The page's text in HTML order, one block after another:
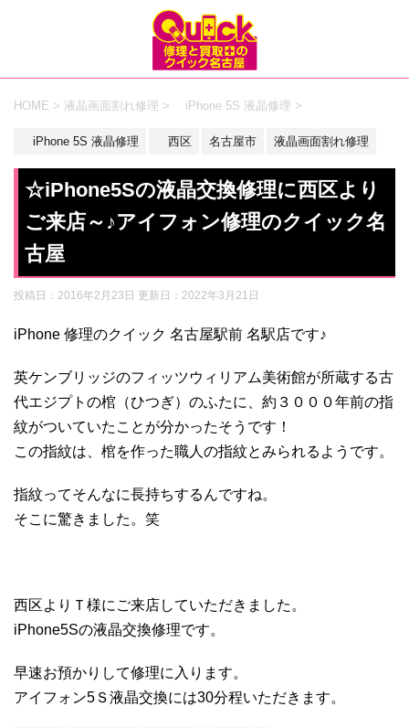
HOME > 液晶画面割れ修理 > iPhone 5S 液晶修理 >
iPhone 5S 液晶修理 西区 名古屋市 液晶画面割れ修理
☆iPhone5Sの液晶交換修理に西区より
ご来店～♪アイフォン修理のクイック名
古屋
投稿日：2016年2月23日 更新日： 2022年3月21日
iPhone 修理のクイック 名古屋駅前 名駅店です♪
英ケンブリッジのフィッツウィリアム美術館が所蔵する古
代エジプトの棺（ひつぎ）のふたに、約３０００年前の指
紋がついていたことが分かったそうです！
この指紋は、棺を作った職人の指紋とみられるようです。
指紋ってそんなに長持ちするんですね。
そこに驚きました。笑
西区よりＴ様にご来店していただきました。
iPhone5Sの液晶交換修理です。
早速お預かりして修理に入ります。
アイフォン5Ｓ液晶交換には30分程いただきます。